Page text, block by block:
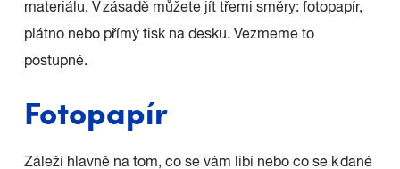
materiálu. V zásadě můžete jít třemi směry: fotopapír,
plátno nebo přímý tisk na desku. Vezmeme to
postupně.
Fotopapír
Záleží hlavně na tom, co se vám líbí nebo co se k dané